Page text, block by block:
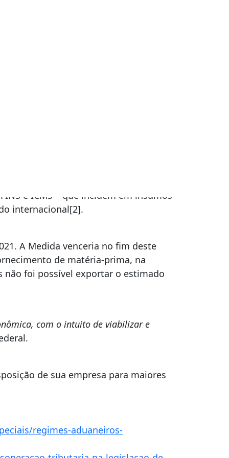
prorrogada
por mais 1 ano os
trabalham com comércio exterior.
e ICMS – que incidem em insumos
internacional[2].
A Medida venceria no fim deste
de matéria-prima, na
foi possível exportar o estimado
com o intuito de viabilizar e
de sua empresa para maiores
regimes-aduaneiros-